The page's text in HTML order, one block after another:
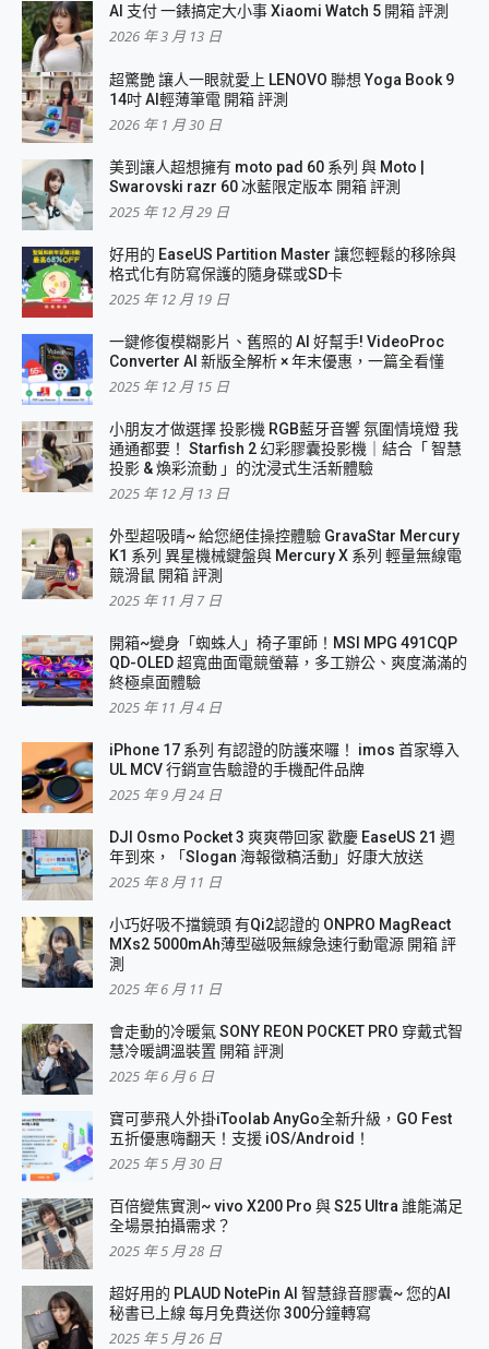
AI 支付 一錶搞定大小事 Xiaomi Watch 5 開箱 評測
2026 年 3 月 13 日
超驚艷 讓人一眼就愛上 LENOVO 聯想 Yoga Book 9
14吋 AI輕薄筆電 開箱 評測
2026 年 1 月 30 日
美到讓人超想擁有 moto pad 60 系列 與 Moto |
Swarovski razr 60 冰藍限定版本 開箱 評測
2025 年 12 月 29 日
好用的 EaseUS Partition Master 讓您輕鬆的移除與
格式化有防寫保護的隨身碟或SD卡
2025 年 12 月 19 日
一鍵修復模糊影片、舊照的 AI 好幫手! VideoProc
Converter AI 新版全解析 × 年末優惠，一篇全看懂
2025 年 12 月 15 日
小朋友才做選擇 投影機 RGB藍牙音響 氛圍情境燈 我
通通都要！ Starfish 2 幻彩膠囊投影機｜結合「 智慧
投影 & 煥彩流動 」的沈浸式生活新體驗
2025 年 12 月 13 日
外型超吸晴~ 給您絕佳操控體驗 GravaStar Mercury
K1 系列 異星機械鍵盤與 Mercury X 系列 輕量無線電
競滑鼠 開箱 評測
2025 年 11 月 7 日
開箱~變身「蜘蛛人」椅子軍師！MSI MPG 491CQP
QD-OLED 超寬曲面電競螢幕，多工辦公、爽度滿滿的
終極桌面體驗
2025 年 11 月 4 日
iPhone 17 系列 有認證的防護來囉！ imos 首家導入
UL MCV 行銷宣告驗證的手機配件品牌
2025 年 9 月 24 日
DJI Osmo Pocket 3 爽爽帶回家 歡慶 EaseUS 21 週
年到來，「Slogan 海報徵稿活動」好康大放送
2025 年 8 月 11 日
小巧好吸不擋鏡頭 有Qi2認證的 ONPRO MagReact
MXs2 5000mAh薄型磁吸無線急速行動電源 開箱 評
測
2025 年 6 月 11 日
會走動的冷暖氣 SONY REON POCKET PRO 穿戴式智
慧冷暖調溫裝置 開箱 評測
2025 年 6 月 6 日
寶可夢飛人外掛iToolab AnyGo全新升級，GO Fest
五折優惠嗨翻天！支援 iOS/Android！
2025 年 5 月 30 日
百倍變焦實測~ vivo X200 Pro 與 S25 Ultra 誰能滿足
全場景拍攝需求？
2025 年 5 月 28 日
超好用的 PLAUD NotePin AI 智慧錄音膠囊~ 您的AI
秘書已上線 每月免費送你 300分鐘轉寫
2025 年 5 月 26 日